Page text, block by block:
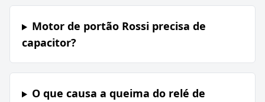
Motor de portão Rossi precisa de
capacitor?
O que causa a queima do relé de